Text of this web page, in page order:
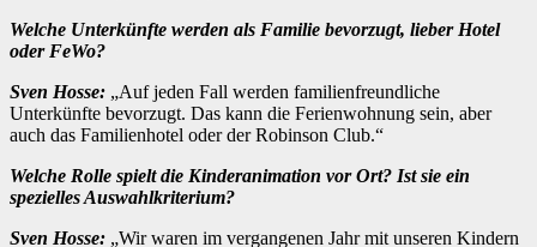
Welche Unterkünfte werden als Familie bevorzugt, lieber Hotel
oder FeWo?
Sven Hosse: „Auf jeden Fall werden familienfreundliche
Unterkünfte bevorzugt. Das kann die Ferienwohnung sein, aber
auch das Familienhotel oder der Robinson Club.“
Welche Rolle spielt die Kinderanimation vor Ort? Ist sie ein
spezielles Auswahlkriterium?
Sven Hosse: „Wir waren im vergangenen Jahr mit unseren Kindern